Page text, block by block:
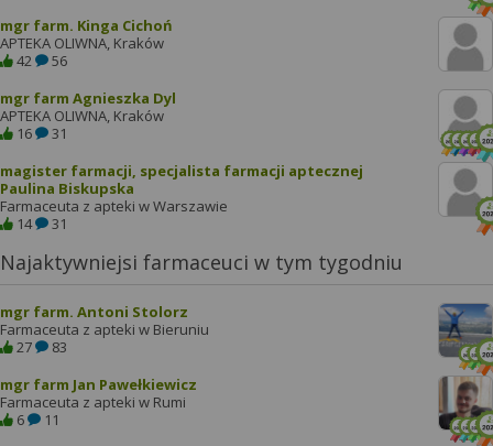
mgr farm. Kinga Cichoń
APTEKA OLIWNA, Kraków
42
56
mgr farm Agnieszka Dyl
APTEKA OLIWNA, Kraków
16
31
magister farmacji, specjalista farmacji aptecznej
Paulina Biskupska
Farmaceuta z apteki w Warszawie
14
31
Najaktywniejsi farmaceuci w tym tygodniu
mgr farm. Antoni Stolorz
Farmaceuta z apteki w Bieruniu
27
83
mgr farm Jan Pawełkiewicz
Farmaceuta z apteki w Rumi
6
11